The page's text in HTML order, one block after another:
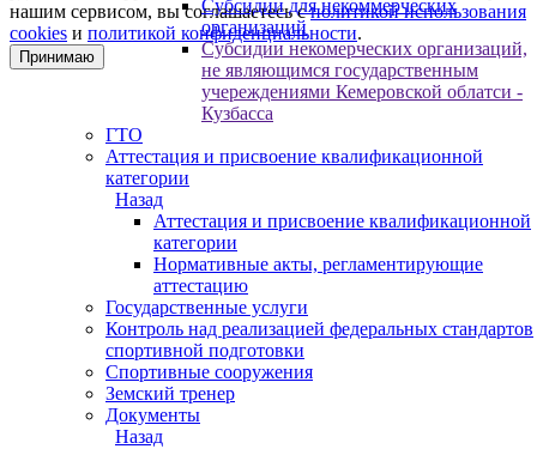
Субсидии для некоммерческих
организаций
Субсидии некомерческих организаций,
не являющимся государственным
учереждениями Кемеровской облатси -
Кузбасса
ГТО
Аттестация и присвоение квалификационной
категории
Назад
Аттестация и присвоение квалификационной
категории
Нормативные акты, регламентирующие
аттестацию
Государственные услуги
Контроль над реализацией федеральных стандартов
спортивной подготовки
Спортивные сооружения
Земский тренер
Документы
Назад
нашим сервисом, вы соглашаетесь сполитикой использования
cookies и политикой конфиденциальности.
Принимаю